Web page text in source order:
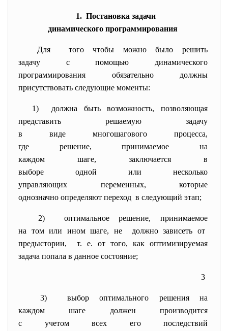
1. Постановка задачи
динамического программирования
Для того чтобы можно было решить
задачу с помощью динамического
программирования обязательно должны
присутствовать следующие моменты:
1) должна быть возможность,позволяющая
представить решаемую задачу
в виде многошагового процесса,
где решение, принимаемое на
каждом шаге, заключается в
выборе одной или несколько
управляющих переменных, которые
однозначно определяют переход в следующий этап;
2) оптимальное решение,принимаемое
на том или ином шаге, не должно зависеть от
предыстории, т. е. от того, как оптимизируемая
задача попала в данное состояние;
3
3) выбор оптимального решения на
каждом шаге должен производится
с учетом всех его последствий